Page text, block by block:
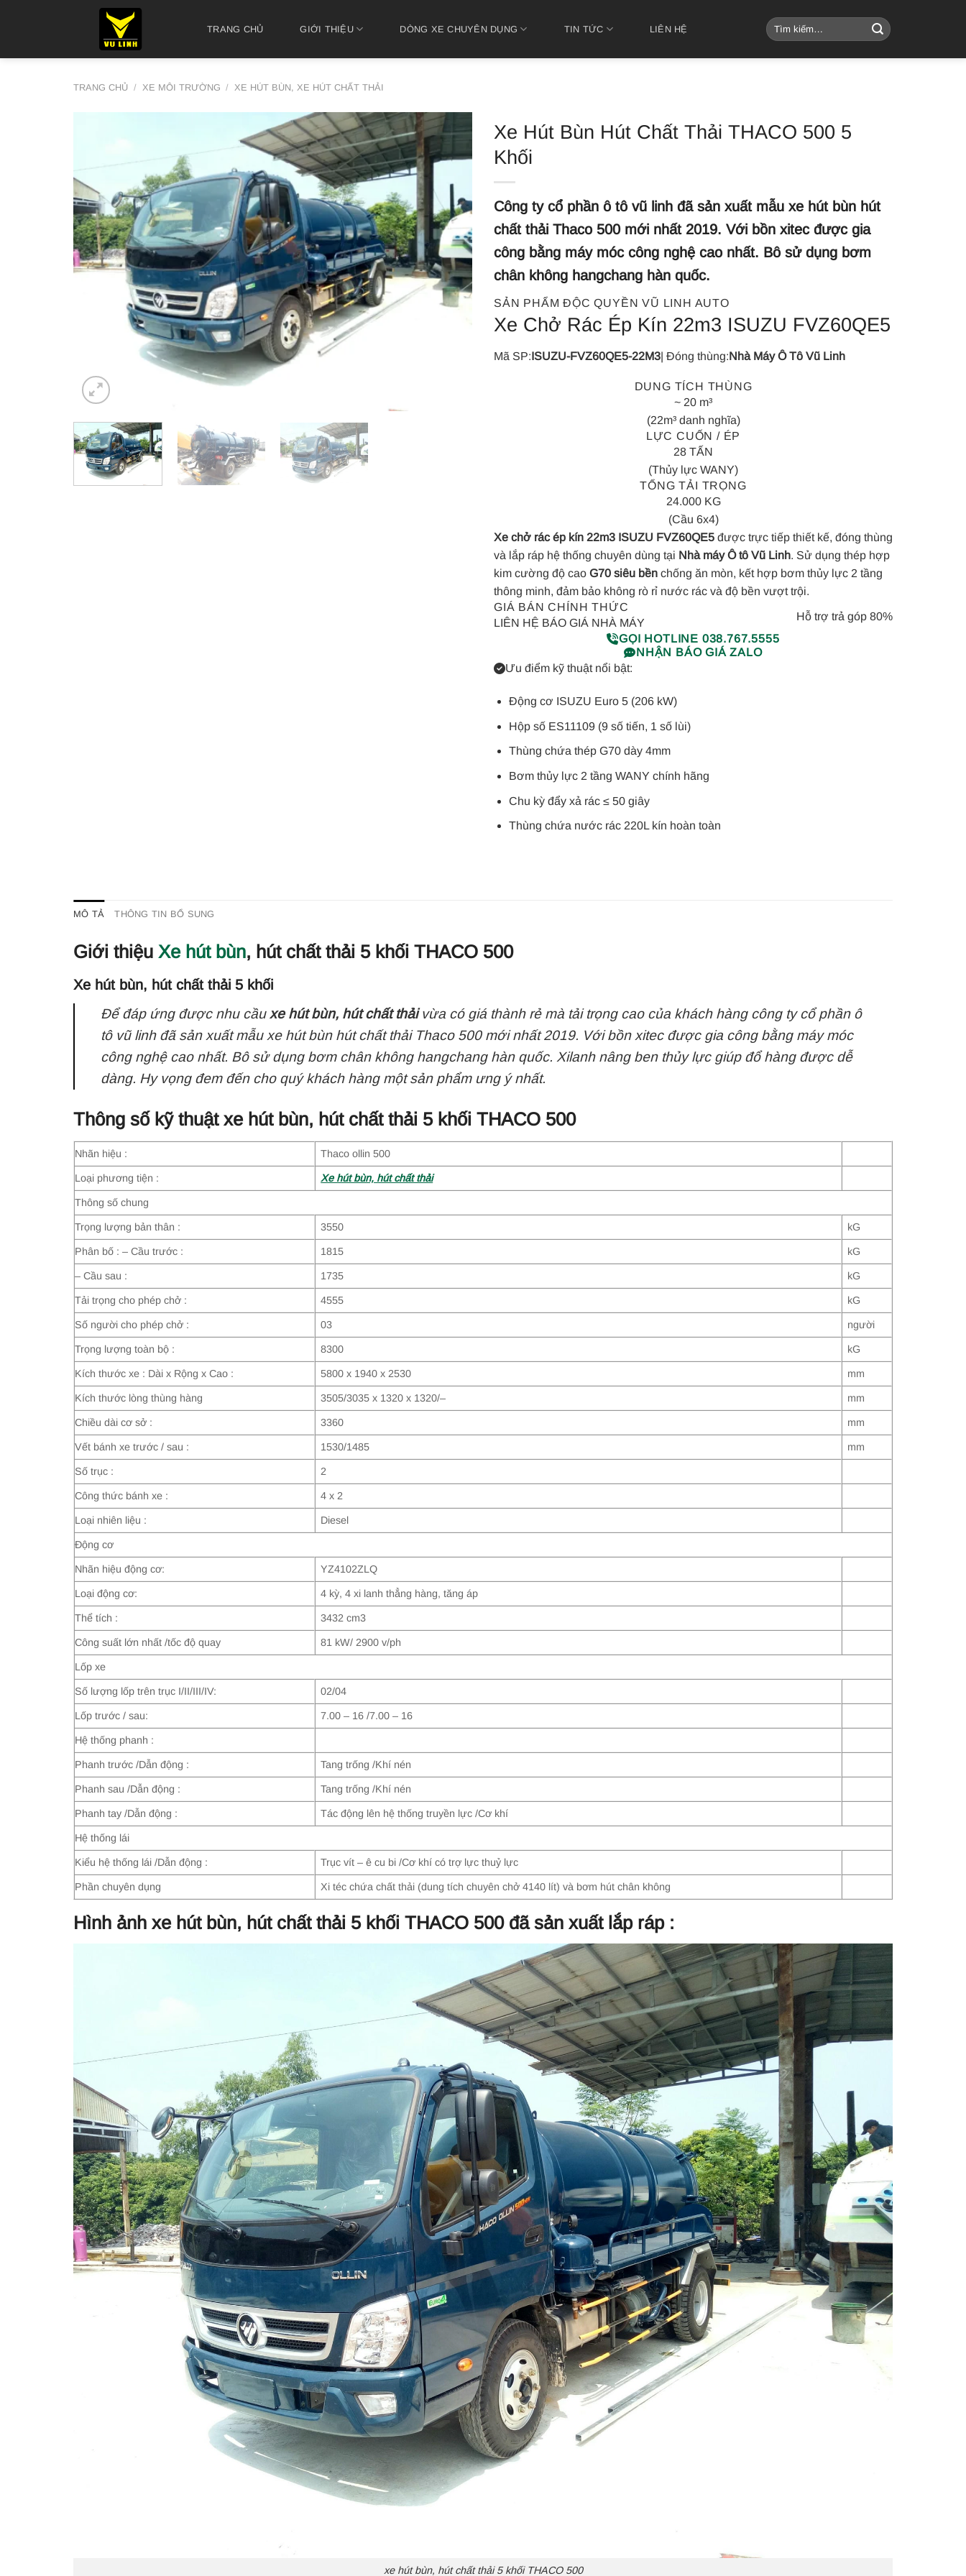
TRANG CHỦ GIỚI THIỆU DÒNG XE CHUYÊN DỤNG TIN TỨC LIÊN HỆ
Tìm
kiếm:
TRANG CHỦ / XE MÔI TRƯỜNG / XE HÚT BÙN, XE HÚT CHẤT THẢI
Xe Hút Bùn Hút Chất Thải THACO 500 5
Khối
Công ty cổ phần ô tô vũ linh đã sản xuất mẫu xe hút bùn hút
chất thải Thaco 500 mới nhất 2019. Với bồn xitec được gia
công bằng máy móc công nghệ cao nhất. Bô sử dụng bơm
chân không hangchang hàn quốc.
SẢN PHẨM ĐỘC QUYỀN VŨ LINH AUTO
Xe Chở Rác Ép Kín 22m3 ISUZU FVZ60QE5
Mã SP:ISUZU-FVZ60QE5-22M3| Đóng thùng:Nhà Máy Ô Tô Vũ Linh
DUNG TÍCH THÙNG
~ 20 m³
(22m³ danh nghĩa)
LỰC CUỐN / ÉP
28 TẤN
(Thủy lực WANY)
TỔNG TẢI TRỌNG
24.000 KG
(Cầu 6x4)
Xe chở rác ép kín 22m3 ISUZU FVZ60QE5 được trực tiếp thiết kế, đóng thùng
và lắp ráp hệ thống chuyên dùng tại Nhà máy Ô tô Vũ Linh. Sử dụng thép hợp
kim cường độ cao G70 siêu bền chống ăn mòn, kết hợp bơm thủy lực 2 tầng
thông minh, đảm bảo không rò rỉ nước rác và độ bền vượt trội.
GIÁ BÁN CHÍNH THỨC
LIÊN HỆ BÁO GIÁ NHÀ MÁY
Hỗ trợ trả góp 80%
GỌI HOTLINE 038.767.5555
NHẬN BÁO GIÁ ZALO
Ưu điểm kỹ thuật nổi bật:
Động cơ ISUZU Euro 5 (206 kW)
Hộp số ES11109 (9 số tiến, 1 số lùi)
Thùng chứa thép G70 dày 4mm
Bơm thủy lực 2 tầng WANY chính hãng
Chu kỳ đẩy xả rác ≤ 50 giây
Thùng chứa nước rác 220L kín hoàn toàn
MÔ TẢ THÔNG TIN BỔ SUNG
Giới thiệu Xe hút bùn, hút chất thải 5 khối THACO 500
Xe hút bùn, hút chất thải 5 khối
Để đáp ứng được nhu cầu xe hút bùn, hút chất thảivừa có giá thành rẻ mà tải trọng cao của khách hàng công ty cổ phần ô
tô vũ linh đã sản xuất mẫu xe hút bùn hút chất thải Thaco 500 mới nhất 2019. Với bồn xitec được gia công bằng máy móc
công nghệ cao nhất. Bô sử dụng bơm chân không hangchang hàn quốc. Xilanh nâng ben thủy lực giúp đổ hàng được dễ
dàng. Hy vọng đem đến cho quý khách hàng một sản phẩm ưng ý nhất.
Thông số kỹ thuật xe hút bùn, hút chất thải 5 khối THACO 500
Nhãn hiệu : Thaco ollin 500
Loại phương tiện : Xe hút bùn, hút chất thải
Thông số chung
Trọng lượng bản thân : 3550 kG
Phân bố : – Cầu trước : 1815 kG
– Cầu sau : 1735 kG
Tải trọng cho phép chở : 4555 kG
Số người cho phép chở : 03 người
Trọng lượng toàn bộ : 8300 kG
Kích thước xe : Dài x Rộng x Cao : 5800 x 1940 x 2530 mm
Kích thước lòng thùng hàng 3505/3035 x 1320 x 1320/– mm
Chiều dài cơ sở : 3360 mm
Vết bánh xe trước / sau : 1530/1485 mm
Số trục : 2
Công thức bánh xe : 4 x 2
Loại nhiên liệu : Diesel
Động cơ
Nhãn hiệu động cơ: YZ4102ZLQ
Loại động cơ: 4 kỳ, 4 xi lanh thẳng hàng, tăng áp
Thể tích : 3432 cm3
Công suất lớn nhất /tốc độ quay 81 kW/ 2900 v/ph
Lốp xe
Số lượng lốp trên trục I/II/III/IV: 02/04
Lốp trước / sau: 7.00 – 16 /7.00 – 16
Hệ thống phanh :
Phanh trước /Dẫn động : Tang trống /Khí nén
Phanh sau /Dẫn động : Tang trống /Khí nén
Phanh tay /Dẫn động : Tác động lên hệ thống truyền lực /Cơ khí
Hệ thống lái
Kiểu hệ thống lái /Dẫn động : Trục vít – ê cu bi /Cơ khí có trợ lực thuỷ lực
Phần chuyên dụng Xi téc chứa chất thải (dung tích chuyên chở 4140 lít) và bơm hút chân không
Hình ảnh xe hút bùn, hút chất thải 5 khối THACO 500 đã sản xuất lắp ráp :
xe hút bùn, hút chất thải 5 khối THACO 500